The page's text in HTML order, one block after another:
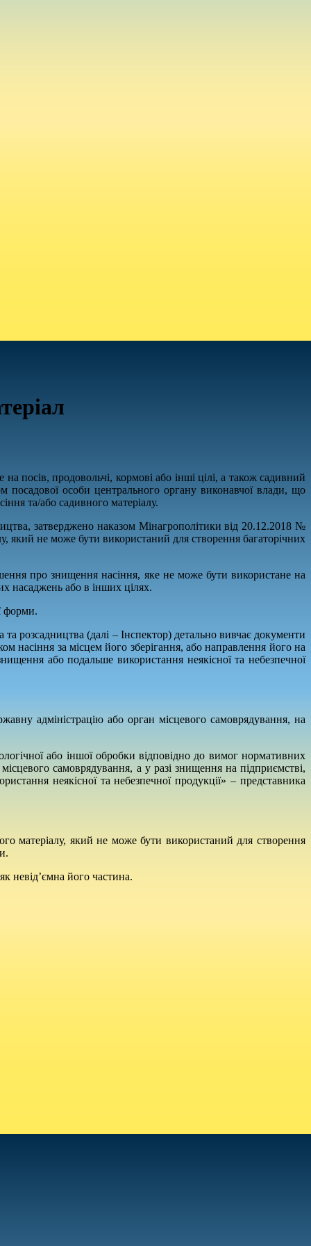
посів, продовольчі, кормові або інші цілі, а також садивний
посадової особи центрального органу виконавчої влади, що
та/або садивного матеріалу.
затверджено наказом Мінагрополітики від 20.12.2018 №
який не може бути використаний для створення багаторічних
про знищення насіння, яке не може бути використане на
насаджень або в інших цілях.
форми.
розсадництва (далі – Інспектор) детально вивчає документи
насіння за місцем його зберігання, або направлення його на
або подальше використання неякісної та небезпечної
адміністрацію або орган місцевого самоврядування, на
або іншої обробки відповідно до вимог нормативних
самоврядування, а у разі знищення на підприємстві,
неякісної та небезпечної продукції» – представника
матеріалу, який не може бути використаний для створення
невід’ємна його частина.